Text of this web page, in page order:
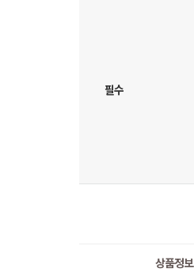
필수
상품정보